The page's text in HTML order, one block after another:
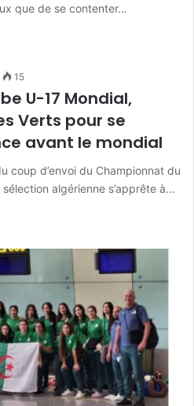
que de se contenter…
15
U-17 Mondial,
Verts pour se
avant le mondial
coup d’envoi du Championnat du
algérienne s’apprête à…